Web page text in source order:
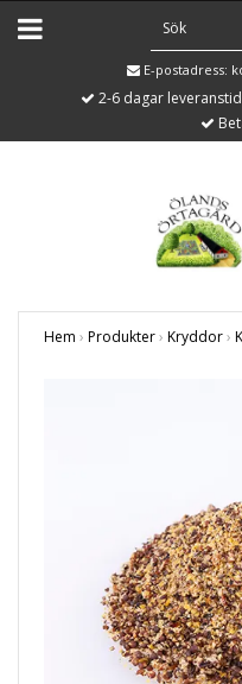
E-postadress:
2-6 dagar leveranstid
Hem › Produkter› Kryddor›